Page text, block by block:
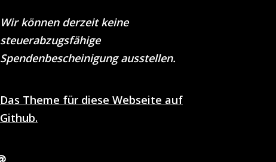
Wir können derzeit keine
steuerabzugsfähige
Spendenbescheinigung ausstellen.
Das Theme für diese Webseite auf
Github.